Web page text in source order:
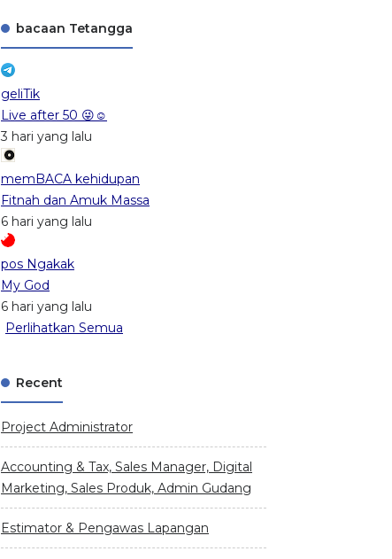
bacaan Tetangga
geliTik
Live after 50 😜☺️
3 hari yang lalu
memBACA kehidupan
Fitnah dan Amuk Massa
6 hari yang lalu
pos Ngakak
My God
6 hari yang lalu
Perlihatkan Semua
Recent
Project Administrator
Accounting & Tax, Sales Manager, Digital
Marketing, Sales Produk, Admin Gudang
Estimator & Pengawas Lapangan